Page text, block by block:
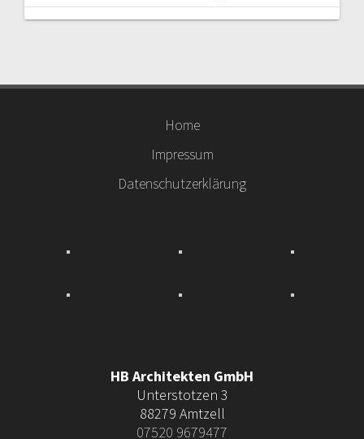
Home
Impressum
Datenschutzerklärung
HB Architekten GmbH
Unterstotzen 3
88279 Amtzell
07520 9679477